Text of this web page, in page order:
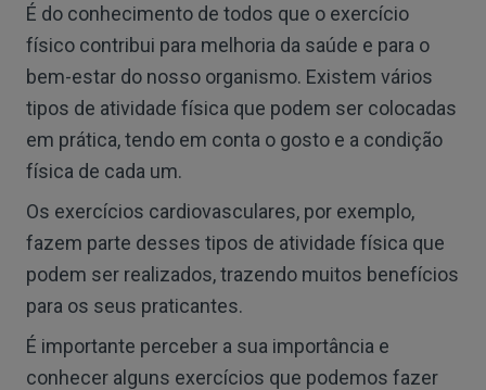
É do conhecimento de todos que o exercício
físico contribui para melhoria da saúde e para o
bem-estar do nosso organismo. Existem vários
tipos de atividade física que podem ser colocadas
em prática, tendo em conta o gosto e a condição
física de cada um.
Os exercícios cardiovasculares, por exemplo,
fazem parte desses tipos de atividade física que
podem ser realizados, trazendo muitos benefícios
para os seus praticantes.
É importante perceber a sua importância e
conhecer alguns exercícios que podemos fazer